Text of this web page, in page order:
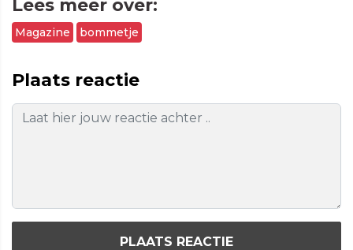
Lees meer over:
Magazine bommetje
Plaats reactie
PLAATS REACTIE